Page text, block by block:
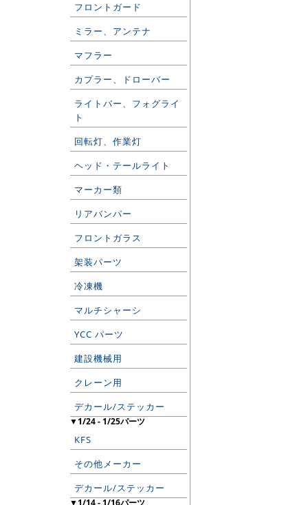
フロントガード
ミラー、アンテナ
マフラー
カプラー、ドローバー
ライトバー、フォグライ
ト
回転灯、作業灯
ヘッド・テールライト
マーカー類
リアバンパー
フロントガラス
架装パーツ
冷凍機
マルチシャーシ
YCC パーツ
建設機械用
クレーン用
デカール/ステッカー
▼1/24 - 1/25パーツ
KFS
その他メーカー
デカール/ステッカー
▼1/14 - 1/16パーツ